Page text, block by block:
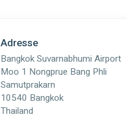
Adresse
Bangkok Suvarnabhumi Airport
Moo 1 Nongprue Bang Phli
Samutprakarn
10540 Bangkok
Thailand